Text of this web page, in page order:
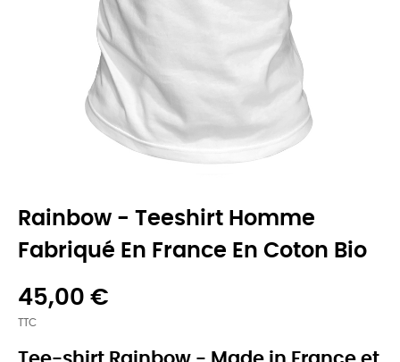
Rainbow - Teeshirt Homme
Fabriqué En France En Coton Bio
45,00 €
TTC